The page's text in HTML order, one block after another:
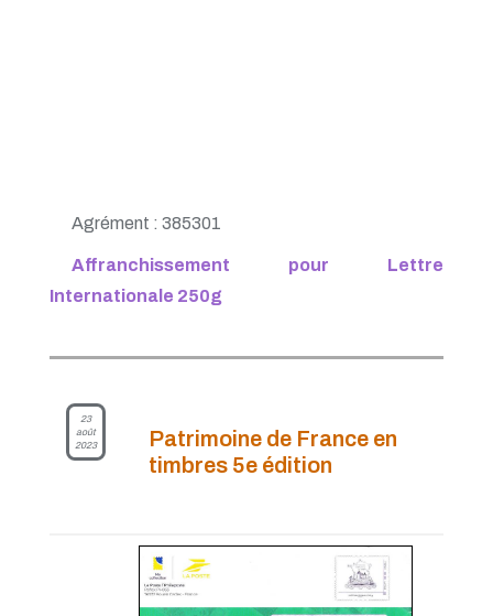
Agrément : 385301
Affranchissement pour Lettre
Internationale 250g
23
août
2023
Patrimoine de France en
timbres 5e édition